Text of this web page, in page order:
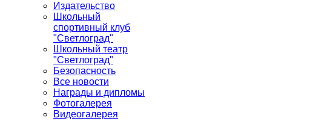
Издательство
Школьный
спортивный клуб
"Светлоград"
Школьный театр
"Светлоград"
Безопасность
Все новости
Награды и дипломы
Фотогалерея
Видеогалерея